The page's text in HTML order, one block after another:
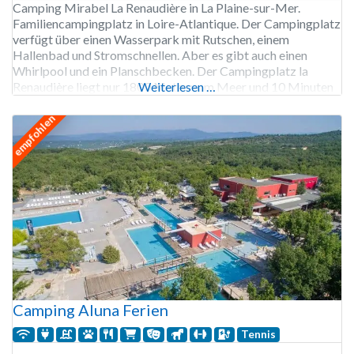
Camping Mirabel La Renaudière in La Plaine-sur-Mer.
Familiencampingplatz in Loire-Atlantique. Der Campingplatz
verfügt über einen Wasserpark mit Rutschen, einem
Hallenbad und Stromschnellen. Aber es gibt auch einen
Whirlpool und ein Planschbecken. Der Campingplatz la
Renaudière liegt nur 1800 Meter vom Meer und 10 Minuten
Wahl zwischen mehreren Stränden. In
Weiterlesen …
empfohlen
Camping Aluna Ferien
Tennis